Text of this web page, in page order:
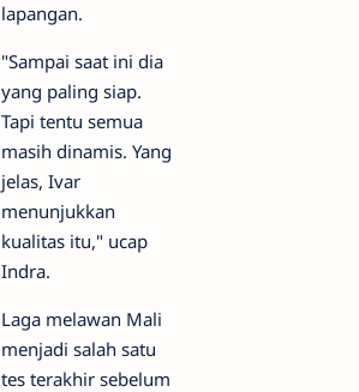
lapangan.
"Sampai saat ini dia
yang paling siap.
Tapi tentu semua
masih dinamis. Yang
jelas, Ivar
menunjukkan
kualitas itu," ucap
Indra.
Laga melawan Mali
menjadi salah satu
tes terakhir sebelum